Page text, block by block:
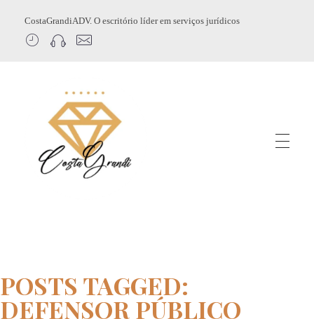
CostaGrandiADV. O escritório líder em serviços jurídicos
POSTS TAGGED:
DEFENSOR PÚBLICO